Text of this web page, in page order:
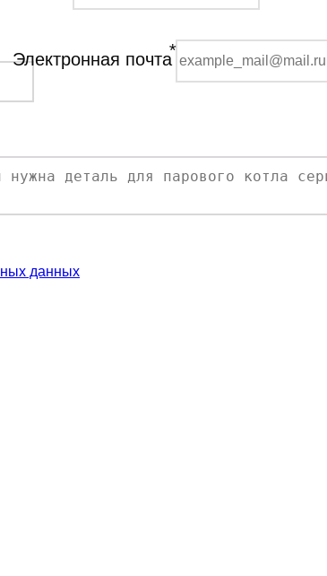
Электронная почта*
данных